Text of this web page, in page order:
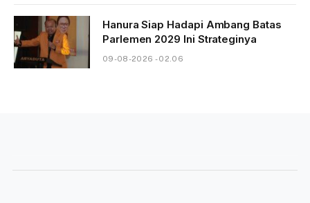
Hanura Siap Hadapi Ambang Batas
Parlemen 2029 Ini Strateginya
09-08-2026 - 02.06